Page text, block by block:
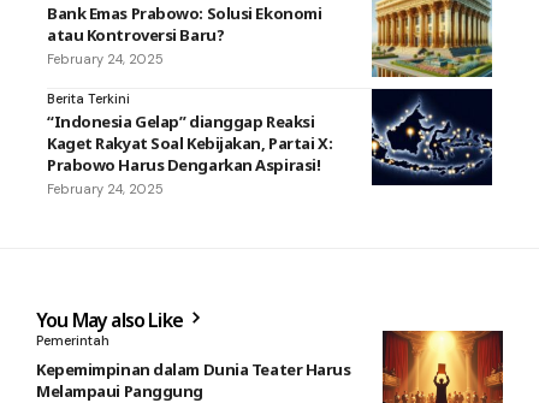
Bank Emas Prabowo: Solusi Ekonomi
atau Kontroversi Baru?
February 24, 2025
Berita Terkini
“Indonesia Gelap” dianggap Reaksi
Kaget Rakyat Soal Kebijakan, Partai X:
Prabowo Harus Dengarkan Aspirasi!
February 24, 2025
You May also Like
Pemerintah
Kepemimpinan dalam Dunia Teater Harus
Melampaui Panggung